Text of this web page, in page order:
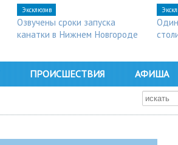
Эксклюзив
Озвучены сроки запуска
канатки в Нижнем Новгороде
ПРОИСШЕСТВИЯ АФИША